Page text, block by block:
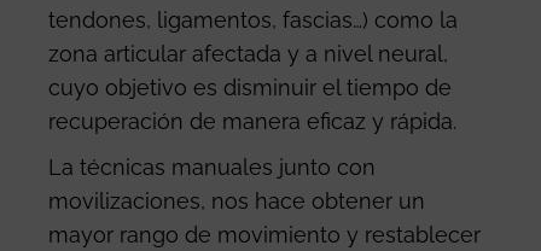
tendones, ligamentos, fascias…) como la
zona articular afectada y a nivel neural,
cuyo objetivo es disminuir el tiempo de
recuperación de manera eficaz y rápida.
La técnicas manuales junto con
movilizaciones, nos hace obtener un
mayor rango de movimiento y restablecer